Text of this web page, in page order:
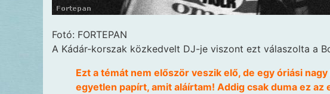
Fotó: FORTEPAN
A Kádár-korszak közkedvelt DJ-je viszont ezt válaszolta a
Ezt a témát nem először veszik elő, de egy óriási
egyetlen papírt, amit aláírtam! Addig csak duma ez az